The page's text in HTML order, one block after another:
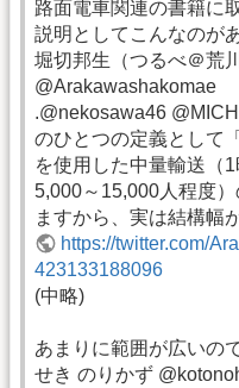
路面電車関連の書籍に
説明としてこんなのが
堀切邦生（つるべ＠荒
@Arakawashakomae
.@nekosawa46
のひとつの定義として
を使用した中量輸送（
5,000～15,000人程度
ますから、実は結構幅
https://twitter.com/
423133188096
(中略)
あまりに範囲が広いの
せき のりかず